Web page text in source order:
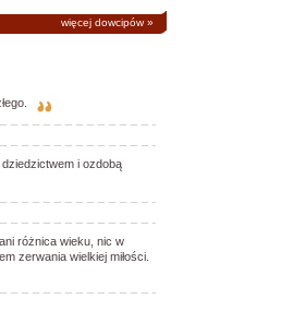
więcej dowcipów»
i ozdobą
różnica wieku, nic w
zerwania wielkiej miłości.